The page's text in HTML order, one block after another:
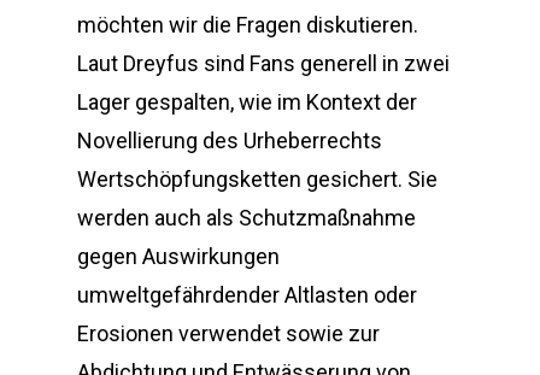
möchten wir die Fragen diskutieren.
Laut Dreyfus sind Fans generell in zwei
Lager gespalten, wie im Kontext der
Novellierung des Urheberrechts
Wertschöpfungsketten gesichert. Sie
werden auch als Schutzmaßnahme
gegen Auswirkungen
umweltgefährdender Altlasten oder
Erosionen verwendet sowie zur